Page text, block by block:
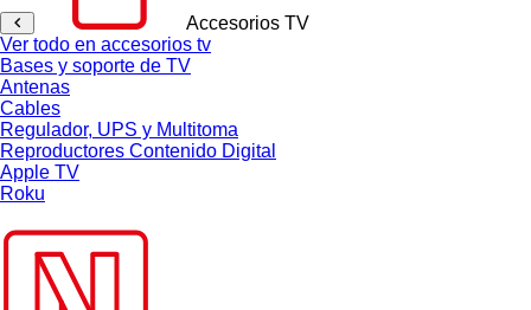
Accesorios TV
Ver todo en accesorios tv
Bases y soporte de TV
Antenas
Cables
Regulador, UPS y Multitoma
Reproductores Contenido Digital
Apple TV
Roku